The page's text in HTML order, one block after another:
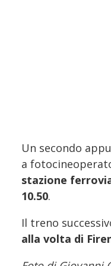
Un secondo
a
stazione
10.50.
Il treno
alla volta di